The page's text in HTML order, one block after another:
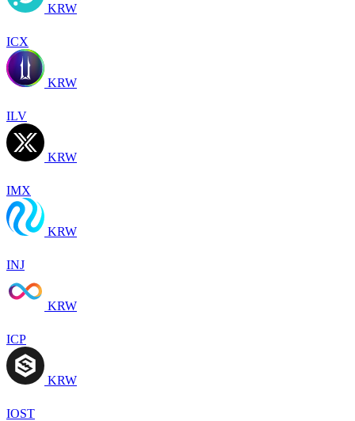
KRW
ICX
KRW
ILV
KRW
IMX
KRW
INJ
KRW
ICP
KRW
IOST